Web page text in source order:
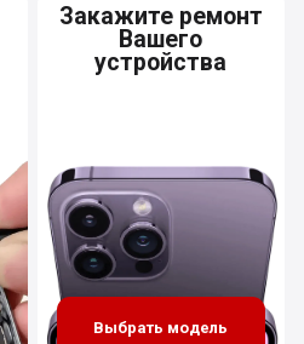
Закажите ремонт
Вашего
устройства
Выбрать модель